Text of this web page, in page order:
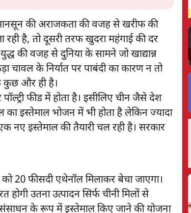
की अराजकता की वजह से खरीफ की
है, तो दूसरी तरफ खुदरा महंगाई की दर
की वजह से दुनिया के सामने जो खाद्यान्न
के निर्यात पर पाबंदी का कारण न तो
कुछ और ही है।
फीड में होता है। इसीलिए चीन जैसे देश
इस्तेमाल भोजन में भी होता है लेकिन ज्यादा
नए इस्तेमाल की तैयारी चल रही है। सरकार
20 फीसदी एथेनॉल मिलाकर बेचा जाएगा।
उतना उत्पादन सिर्फ चीनी मिलों से
के रूप में इस्तेमाल किए जाने की योजना